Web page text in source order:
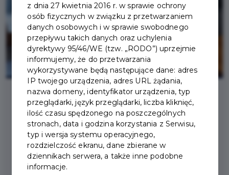
2025-05-14
ODBYŁO SIĘ
LOSOWANIE NAGRÓD W
z dnia 27 kwietnia 2016 r. w sprawie ochrony
osób fizycznych w związku z przetwarzaniem
danych osobowych i w sprawie swobodnego
przepływu takich danych oraz uchylenia
dyrektywy 95/46/WE (tzw. „RODO”) uprzejmie
informujemy, że do przetwarzania
wykorzystywane będą następujące dane: adres
IP twojego urządzenia, adres URL żądania,
nazwa domeny, identyfikator urządzenia, typ
przeglądarki, język przeglądarki, liczba kliknięć,
ilość czasu spędzonego na poszczególnych
stronach, data i godzina korzystania z Serwisu,
typ i wersja systemu operacyjnego,
rozdzielczość ekranu, dane zbierane w
dziennikach serwera, a także inne podobne
informacje.